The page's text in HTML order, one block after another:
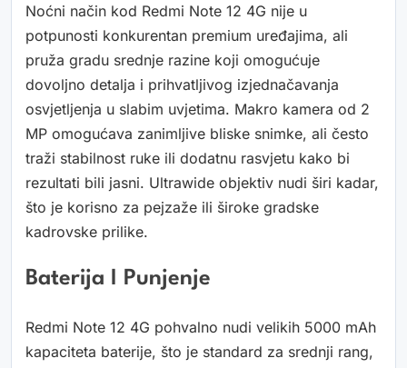
Noćni način kod Redmi Note 12 4G nije u
potpunosti konkurentan premium uređajima, ali
pruža gradu srednje razine koji omogućuje
dovoljno detalja i prihvatljivog izjednačavanja
osvjetljenja u slabim uvjetima. Makro kamera od 2
MP omogućava zanimljive bliske snimke, ali često
traži stabilnost ruke ili dodatnu rasvjetu kako bi
rezultati bili jasni. Ultrawide objektiv nudi širi kadar,
što je korisno za pejzaže ili široke gradske
kadrovske prilike.
Baterija I Punjenje
Redmi Note 12 4G pohvalno nudi velikih 5000 mAh
kapaciteta baterije, što je standard za srednji rang,